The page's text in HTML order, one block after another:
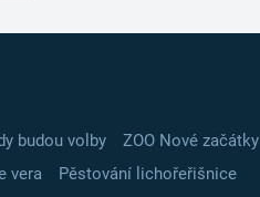
budou volby
ZOO Nové začátky
vera
Pěstování lichořeřišnice